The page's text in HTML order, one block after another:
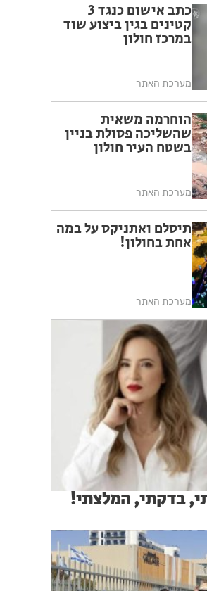
כתב אישום כנגד 3
קטינים בגין ביצוע שוד
במרכז חולון
מערכת האתר
הוחרמה משאית
שהשליכה פסולת בניין
בשטח העיר חולון
מערכת האתר
תיסלם ואתניקס על במה
אחת בחולון!
מערכת האתר
בדקתי, המלצתי!